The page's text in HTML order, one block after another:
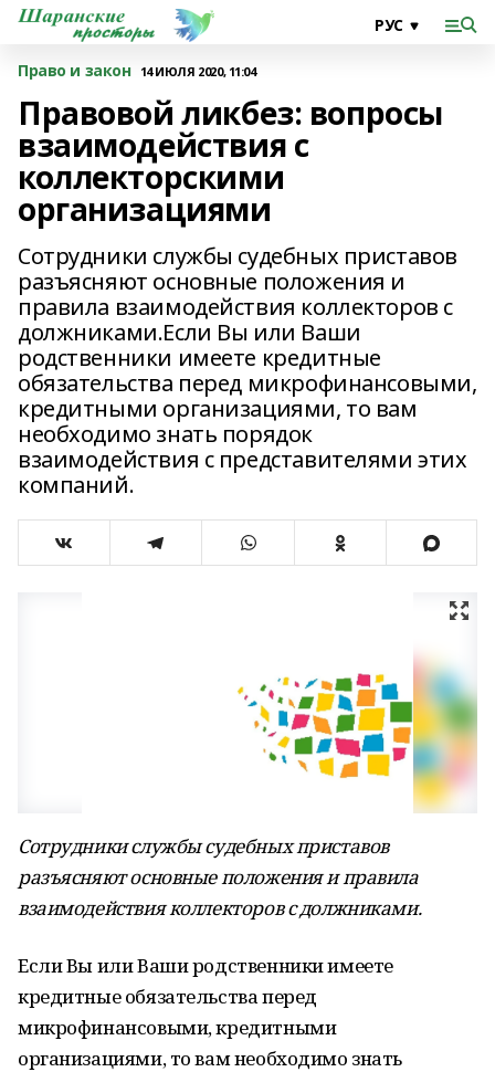
Право и закон 14 ИЮЛЯ 2020, 11:04
Правовой ликбез: вопросы
взаимодействия с
коллекторскими
организациями
Сотрудники службы судебных приставов
разъясняют основные положения и
правила взаимодействия коллекторов с
должниками.Если Вы или Ваши
родственники имеете кредитные
обязательства перед микрофинансовыми,
кредитными организациями, то вам
необходимо знать порядок
взаимодействия с представителями этих
компаний.
Сотрудники службы судебных приставов
разъясняют основные положения и правила
взаимодействия коллекторов с должниками.
Если Вы или Ваши родственники имеете
кредитные обязательства перед
микрофинансовыми, кредитными
организациями, то вам необходимо знать